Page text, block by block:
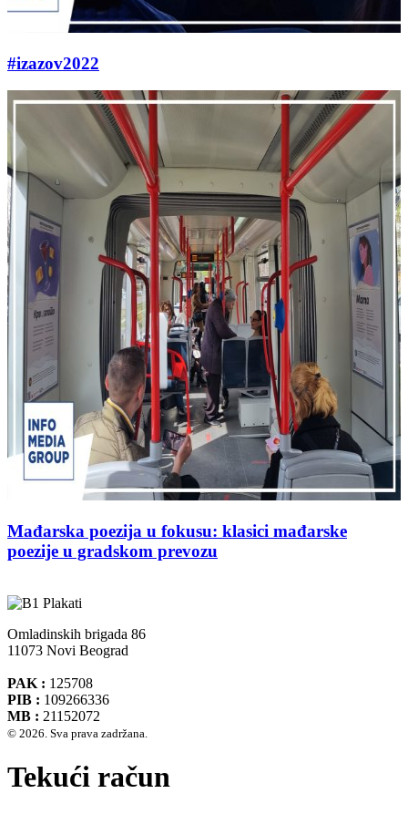
#izazov2022
Mađarska poezija u fokusu: klasici mađarske
poezije u gradskom prevozu
Omladinskih brigada 86
11073 Novi Beograd
PAK : 125708
PIB : 109266336
MB : 21152072
© 2026. Sva prava zadržana.
Tekući račun